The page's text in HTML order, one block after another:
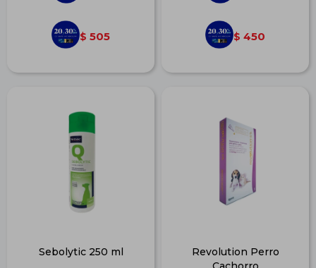
$ 505 $ 450
Sebolytic 250 ml
Revolution Perro